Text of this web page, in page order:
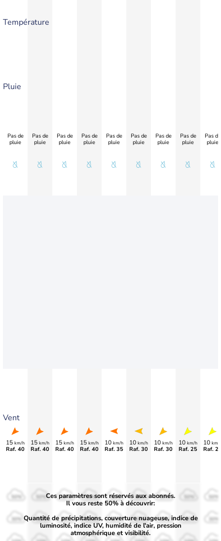
Température
Pluie
Vent
Pas de
pluie
15 km/h
Raf. 40
Pas de
pluie
15 km/h
Raf. 40
Pas de
pluie
15 km/h
Raf. 40
Pas de
pluie
15 km/h
Raf. 40
Pas de
pluie
10 km/h
Raf. 35
Pas de
pluie
10 km/h
Raf. 30
Pas de
pluie
10 km/h
Raf. 30
Pas de
pluie
10 km/h
Raf. 25
Pas de
pluie
10 km/
Raf.
50%
30%
50%
30%
50%
30%
50%
30%
50%
30%
50%
30%
50%
30% 30% 30%
Ces paramètres sont réservés aux abonnés.
Il vous reste 50% à découvrir:
Quantité de précipitations, couverture nuageuse, indice de
luminosité, indice UV, humidité de l'air, pression
atmosphérique et visibilité.